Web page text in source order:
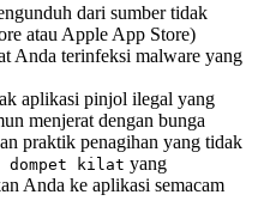
dari sumber tidak
atau Apple App Store)
Anda terinfeksi malware yang
aplikasi pinjol ilegal yang
menjerat dengan bunga
praktik penagihan yang tidak
dompet kilat yang
Anda ke aplikasi semacam